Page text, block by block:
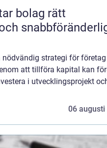
strategi för
att tillföra kapital kan
i utvecklingsprojekt
06 augusti